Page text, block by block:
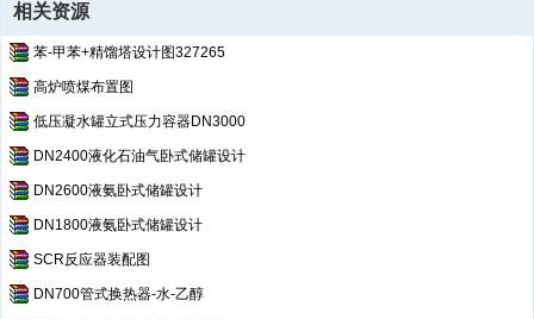
相关资源
苯-甲苯+精馏塔设计图327265
高炉喷煤布置图
低压凝水罐立式压力容器DN3000
DN2400液化石油气卧式储罐设计
DN2600液氨卧式储罐设计
DN1800液氨卧式储罐设计
SCR反应器装配图
DN700管式换热器-水-乙醇